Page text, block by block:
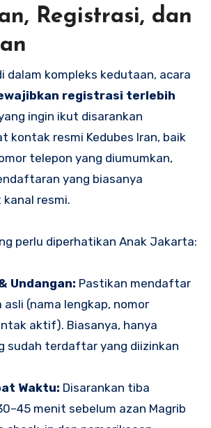
Registrasi, dan
dalam kompleks kedutaan, acara
registrasi terlebih
ingin ikut disarankan
kontak resmi Kedubes Iran, baik
telepon yang diumumkan,
yang biasanya
resmi.
perlu diperhatikan Anak Jakarta:
Undangan: Pastikan mendaftar
(nama lengkap, nomor
aktif). Biasanya, hanya
sudah terdaftar yang diizinkan
Waktu: Disarankan tiba
menit sebelum azan Magrib